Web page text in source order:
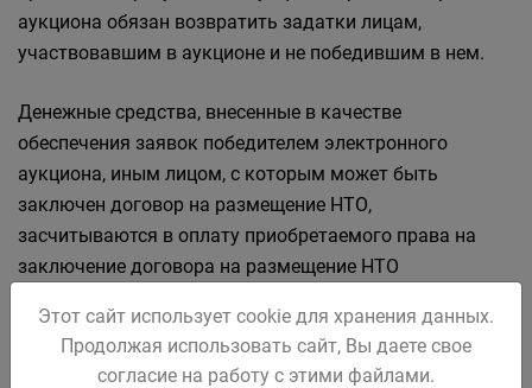
аукциона обязан возвратить задатки лицам,
участвовавшим в аукционе и не победившим в нем.
Денежные средства, внесенные в качестве
обеспечения заявок победителем электронного
аукциона, иным лицом, с которым может быть
заключен договор на размещение НТО,
засчитываются в оплату приобретаемого права на
заключение договора на размещение НТО
При приеме заявок от претендентов оператор
обеспечивает регистрацию заявок и прилагаемых к
Этот сайт использует cookie для хранения данных.
Продолжая использовать сайт, Вы даете свое
согласие на работу с этими файлами.